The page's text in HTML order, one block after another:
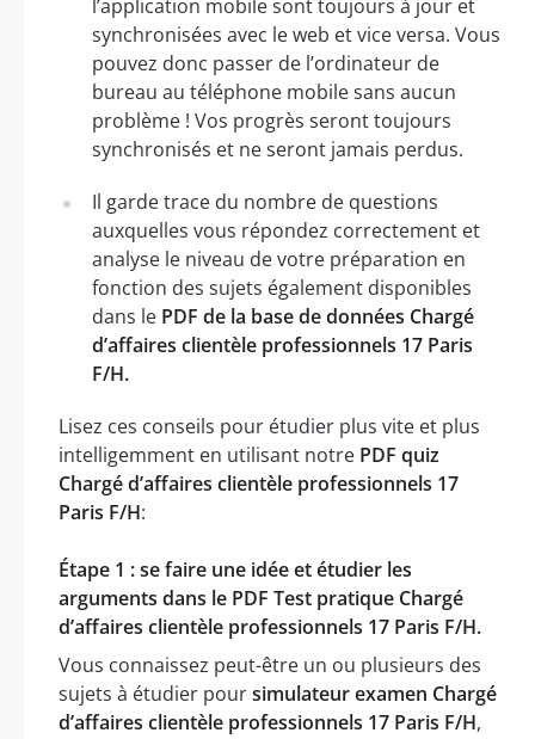
l’application mobile sont toujours à jour et
synchronisées avec le web et vice versa. Vous
pouvez donc passer de l’ordinateur de
bureau au téléphone mobile sans aucun
problème ! Vos progrès seront toujours
synchronisés et ne seront jamais perdus.
Il garde trace du nombre de questions
auxquelles vous répondez correctement et
analyse le niveau de votre préparation en
fonction des sujets également disponibles
dans le PDF de la base de données Chargé
d’affaires clientèle professionnels 17 Paris
F/H.
Lisez ces conseils pour étudier plus vite et plus
intelligemment en utilisant notre PDF quiz
Chargé d’affaires clientèle professionnels 17
Paris F/H:
Étape 1 : se faire une idée et étudier les
arguments dans le PDF Test pratique Chargé
d’affaires clientèle professionnels 17 Paris F/H.
Vous connaissez peut-être un ou plusieurs des
sujets à étudier poursimulateur examen Chargé
d’affaires clientèle professionnels 17 Paris F/H,